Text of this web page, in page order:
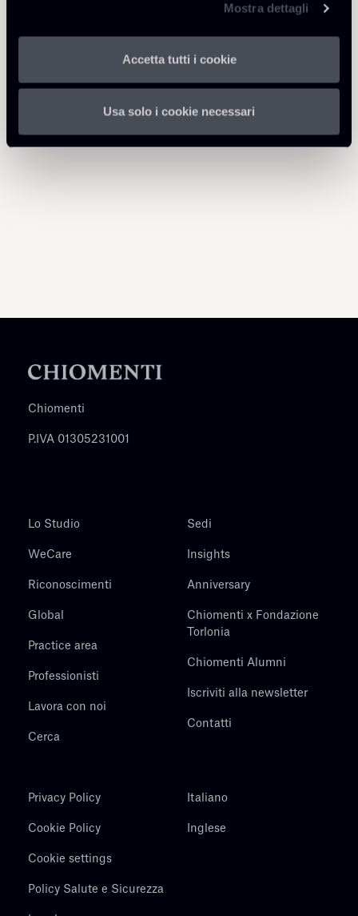
Mostra dettagli
Accetta tutti i cookie
Usa solo i cookie necessari
Chiomenti
P.IVA 01305231001
Lo Studio
WeCare
Riconoscimenti
Global
Practice area
Professionisti
Lavora con noi
Cerca
Sedi
Insights
Anniversary
Chiomenti x Fondazione
Torlonia
Chiomenti Alumni
Iscriviti alla newsletter
Contatti
Privacy Policy
Cookie Policy
Cookie settings
Policy Salute e Sicurezza
Italiano
Inglese